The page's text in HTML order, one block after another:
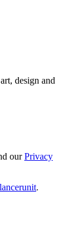
design and
ourPrivacy
.